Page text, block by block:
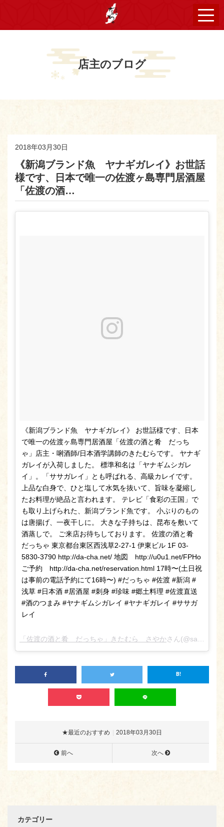
店主のブログ
2018年03月30日
《新潟ブランド魚 ヤナギガレイ》お世話
様です、日本で唯一の佐渡ヶ島専門居酒屋
「佐渡の酒…
《新潟ブランド魚 ヤナギガレイ》 お世話様です、日本
で唯一の佐渡ヶ島専門居酒屋「佐渡の酒と肴 だっち
ゃ」店主・唎酒師/日本酒学講師のきたむらです。 ヤナギ
ガレイが入荷しました。 標準和名は「ヤナギムシガレ
イ」。「ササガレイ」とも呼ばれる、高級カレイです。
上品な白身で、ひと塩して水気を抜いて、旨味を凝縮し
たお料理が絶品と言われます。 テレビ「食彩の王国」で
も取り上げられた、新潟ブランド魚です。 小ぶりのもの
は唐揚げ、一夜干しに。 大きな子持ちは、昆布を敷いて
酒蒸しで。 ご来店お待ちしております。 佐渡の酒と肴
だっちゃ 東京都台東区西浅草2-27-1 伊東ビル 1F 03-
5830-3790 http://da-cha.net/ 地図 http://u0u1.net/FPHo
ご予約 http://da-cha.net/reservation.html 17時〜(土日祝
は事前の電話予約にて16時〜) #だっちゃ #佐渡 #新潟 #
浅草 #日本酒 #居酒屋 #刺身 #珍味 #郷土料理 #佐渡直送
#酒のつまみ #ヤナギムシガレイ #ヤナギガレイ #ササガ
レイ
「佐渡の酒と肴 だっちゃ」きたむら さやかさん(@sado_daccha_sa_ya_ka_)がシェアした投稿 –
★最近のおすすめ 2018年03月30日
前へ 次へ
カテゴリー